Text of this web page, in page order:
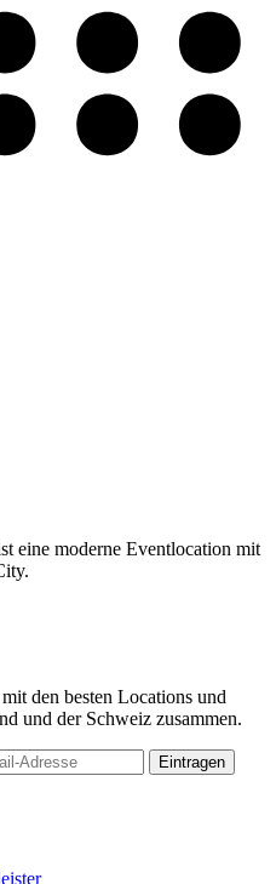
eine moderne Eventlocation mit
den besten Locations und
und der Schweiz zusammen.
Eintragen